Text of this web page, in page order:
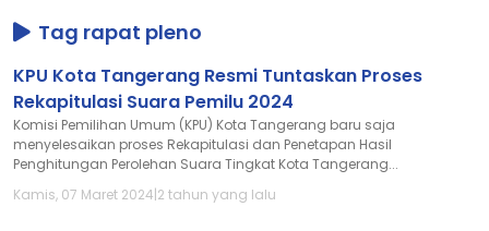
Tag rapat pleno
KPU Kota Tangerang Resmi Tuntaskan Proses
Rekapitulasi Suara Pemilu 2024
Komisi Pemilihan Umum (KPU) Kota Tangerang baru saja
menyelesaikan proses Rekapitulasi dan Penetapan Hasil
Penghitungan Perolehan Suara Tingkat Kota Tangerang...
Kamis, 07 Maret 2024|2 tahun yang lalu